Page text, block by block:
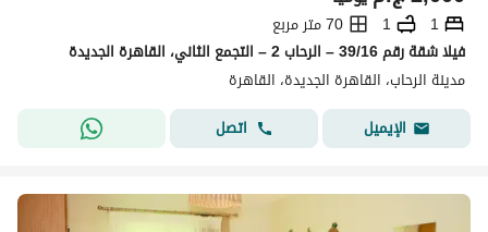
1
1
70 متر مربع
فيلا شقة رقم 39/16 – الرحاب 2 – التجمع الثاني، القاهرة الجديدة
مدينة الرحاب، القاهرة الجديدة، القاهرة
الإيميل
اتصل